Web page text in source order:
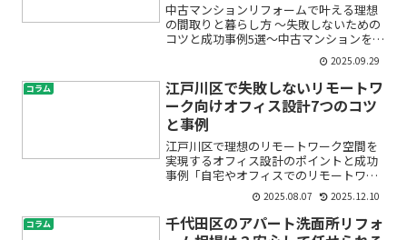
中古マンションリフォームで叶える理想
の間取りと暮らし方 〜失敗しないための
コツと成功事例5選〜中古マンションを購
入し、「自分好みの間取りや快適な空間
を実現したい」と考える方は増えていま
す。しかし、いざリフォームとなると
「どこまで間取り変更が...
2025.09.29
コラム
江戸川区で失敗しないリモートワ
ーク向けオフィス設計7つのコツ
と事例
江戸川区で理想のリモートワーク空間を
実現するオフィス設計のポイントと成功
事例「自宅やオフィスでのリモートワー
クが落ち着かない」「テレワークの効率
が上がらない」「オフィス設計やレイア
ウトのコツが分からず不安」――そんな悩み
を抱えていませんか？...
2025.08.07 2025.12.10
コラム
千代田区のアパート洗面所リフォ